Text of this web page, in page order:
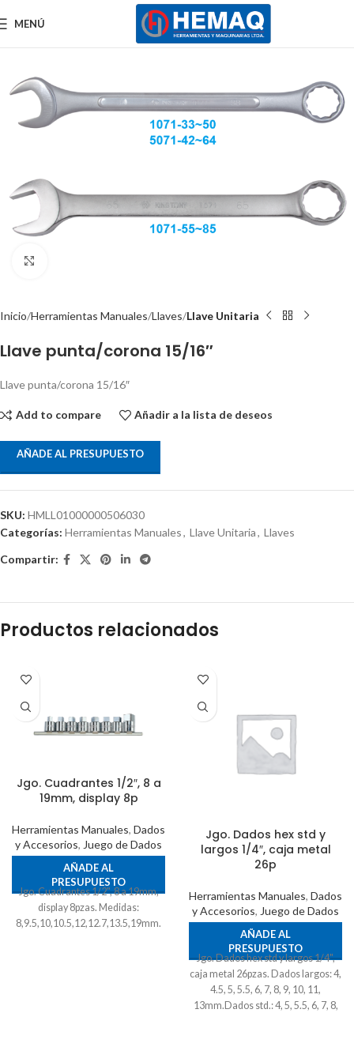
MENÚ
Inicio Herramientas Manuales Llaves Llave Unitaria
Llave punta/corona 15/16″
Llave punta/corona 15/16″
Add to compare Añadir a la lista de deseos
AÑADE AL PRESUPUESTO
SKU: HMLL01000000506030
Categorías: Herramientas Manuales, Llave Unitaria, Llaves
Compartir:
Productos relacionados
Jgo. Cuadrantes 1/2″, 8 a
19mm, display 8p
Herramientas Manuales, Dados
y Accesorios, Juego de Dados
AÑADE AL
PRESUPUESTO
Jgo. Cuadrantes 1/2", 8 a 19mm,
display 8pzas. Medidas:
8,9.5,10,10.5,12,12.7,13.5,19mm.
Jgo. Dados hex std y
largos 1/4″, caja metal
26p
Herramientas Manuales, Dados
y Accesorios, Juego de Dados
AÑADE AL
PRESUPUESTO
Jgo. Dados hex std y largos 1/4",
caja metal 26pzas. Dados largos: 4,
4.5, 5, 5.5, 6, 7, 8, 9, 10, 11,
13mm.Dados std.: 4, 5, 5.5, 6, 7, 8,